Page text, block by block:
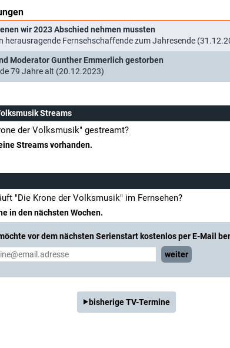
wir 2023 Abschied nehmen mussten
herausragende Fernsehschaffende zum Jahresende
Moderator Gunther Emmerlich gestorben
79 Jahre alt (20.12.2023)
Streams
der Volksmusik" gestreamt?
Streams vorhanden.
"Die Krone der Volksmusik" im Fernsehen?
in den nächsten Wochen.
vor dem nächsten Serienstart kostenlos per E-Mail
weiter
bisherige TV-Termine